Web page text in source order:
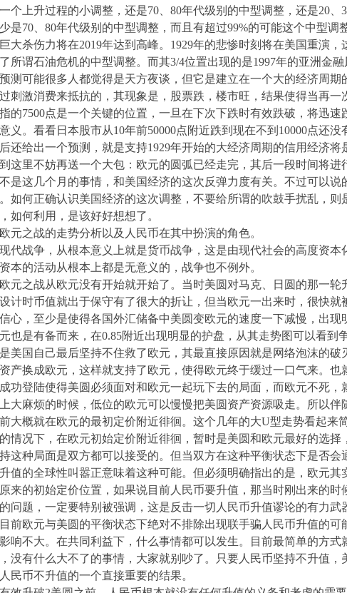
个上升过程的小调整，还是70、80年代级别的中型调整，还是20
是70、80年代级别的中型调整，而且有超过99%的可能这个中型
大杀伤力将在2019年达到高峰。1929年的悲惨时刻将在美国重演
所谓石油危机的中型调整。而其3/4位置出现的是1997年的亚洲金
预测可能很多人都觉得是天方夜谈，但它是建立在一个大的经济周
刺激消费来抵抗的，其现象是，股票跌，楼市旺，结果使得当再
的7500点是一个关键的位置，一旦在下次下跌时有效跌破，将迅
义。看看日本股市从10年前50000点附近跌到现在不到10000点还没
还给出一个预测，就是支持1929年开始的大经济周期的信用经济
这里不妨再送一个大包：欧元的圆弧已经走完，其后一段时间将进
是这几个月的事情，和美国经济的这次反弹力度有关。不过可以
如何正确认识美国经济的这次调整，不要给所谓的吹鼓手扰乱，
如何利用，是该好好想想了。
元之战的走势分析以及人民币在其中扮演的角色。
代战争，从根本意义上就是货币战争，这是由现代社会的高度资
本的活动从根本上都是无意义的，战争也不例外。
元之战从欧元没有开始就开始了。当时美圆对马克、日圆的那一
计时币值就出于保守有了很大的折让，但当欧元一出来时，很快
心，至少是使得各国外汇储备中美圆变欧元的速度一下减慢，出现
也是有备而来，在0.85附近出现明显的护盘，从其走势图可以看
美国自己最后坚持不住救了欧元，其最直接原因就是网络泡沫的
产换成欧元，这样就支持了欧元，使得欧元终于缓过一口气来。也
功登陆使得美圆必须面对和欧元一起玩下去的局面，而欧元不死
大麻烦的时候，低位的欧元可以慢慢把美圆资产资源吸走。所以
大概就在欧元的最初定价附近徘徊。这个几年的大U型走势看起来
情况下，在欧元初始定价附近徘徊，暂时是美圆和欧元最好的选
这种局面是双方都可以接受的。但当双方在这种平衡状态下是否
值的全球性叫嚣正意味着这种可能。但必须明确指出的是，欧元
来的初始定价位置，如果说目前人民币要升值，那当时刚出来的
问题，一定要特别被强调，这是反击一切人民币升值谬论的有力武
前欧元与美圆的平衡状态下绝对不排除出现联手骗人民币升值的
响不大。在共同利益下，什么事情都可以发生。目前最简单的方
没有什么大不了的事情，大家就别吵了。只要人民币坚持不升值，
民币不升值的一个直接重要的结果。